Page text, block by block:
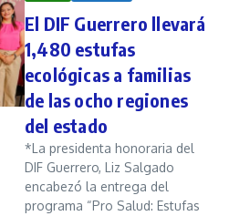
El DIF Guerrero llevará
1,480 estufas
ecológicas a familias
de las ocho regiones
del estado
*La presidenta honoraria del
DIF Guerrero, Liz Salgado
encabezó la entrega del
programa “Pro Salud: Estufas